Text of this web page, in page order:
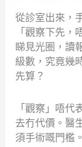
從診室出來，
「觀察下先
睇見光圈，讀
級數，究竟幾
先算？
「觀察」唔
去冇代價。醫
須手術嘅門檻